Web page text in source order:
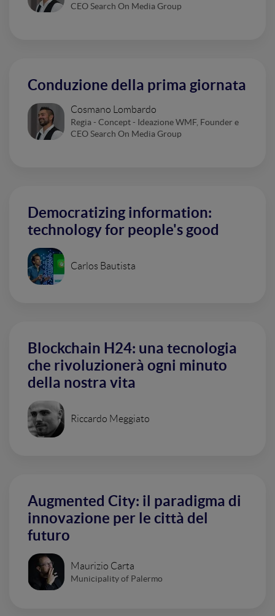
CEO Search On Media Group
Conduzione della prima giornata
Cosmano Lombardo
Regia - Concept - Ideazione WMF, Founder e
CEO Search On Media Group
Democratizing information:
technology for people's good
Carlos Bautista
Blockchain H24: una tecnologia
che rivoluzionerà ogni minuto
della nostra vita
Riccardo Meggiato
Augmented City: il paradigma di
innovazione per le città del
futuro
Maurizio Carta
Municipality of Palermo